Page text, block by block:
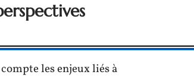
les enjeux liés à